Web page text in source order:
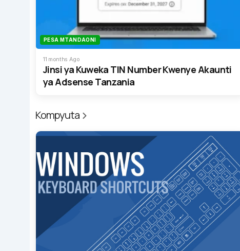
PESA MTANDAONI
11 months Ago
Jinsi ya Kuweka TIN Number Kwenye Akaunti
ya Adsense Tanzania
Kompyuta